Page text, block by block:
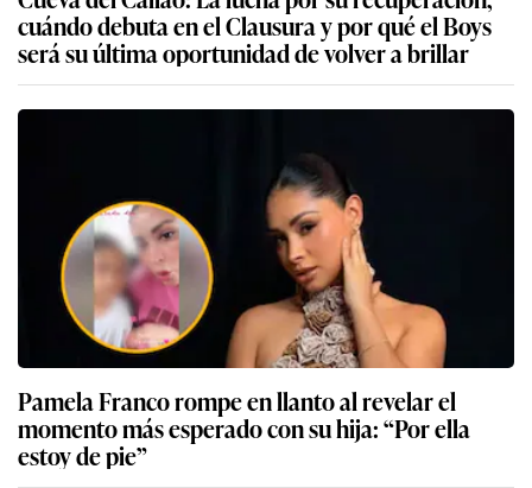
cuándo debuta en el Clausura y por qué el Boys
será su última oportunidad de volver a brillar
Pamela Franco rompe en llanto al revelar el
momento más esperado con su hija: “Por ella
estoy de pie”